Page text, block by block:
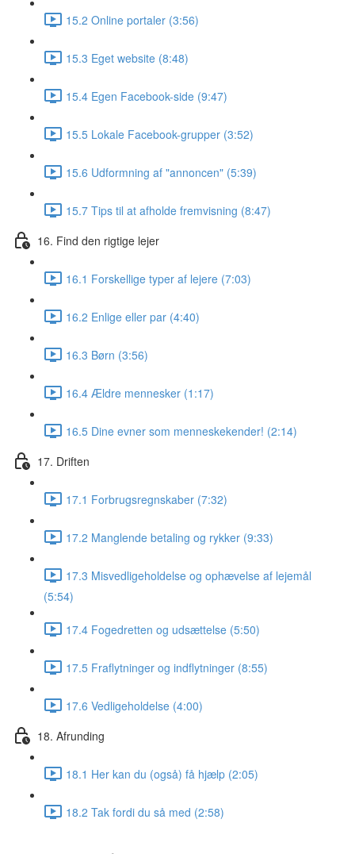
15.2 Online portaler (3:56)
15.3 Eget website (8:48)
15.4 Egen Facebook-side (9:47)
15.5 Lokale Facebook-grupper (3:52)
15.6 Udformning af "annoncen" (5:39)
15.7 Tips til at afholde fremvisning (8:47)
16. Find den rigtige lejer
16.1 Forskellige typer af lejere (7:03)
16.2 Enlige eller par (4:40)
16.3 Børn (3:56)
16.4 Ældre mennesker (1:17)
16.5 Dine evner som menneskekender! (2:14)
17. Driften
17.1 Forbrugsregnskaber (7:32)
17.2 Manglende betaling og rykker (9:33)
17.3 Misvedligeholdelse og ophævelse af lejemål
(5:54)
17.4 Fogedretten og udsættelse (5:50)
17.5 Fraflytninger og indflytninger (8:55)
17.6 Vedligeholdelse (4:00)
18. Afrunding
18.1 Her kan du (også) få hjælp (2:05)
18.2 Tak fordi du så med (2:58)